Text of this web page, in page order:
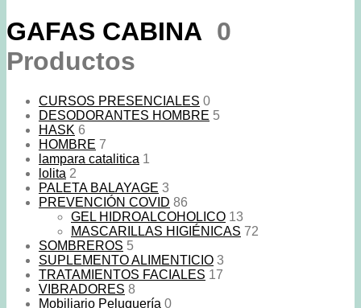
GAFAS CABINA 0
Productos
CURSOS PRESENCIALES 0
DESODORANTES HOMBRE 5
HASK 6
HOMBRE 7
lampara catalitica 1
lolita 2
PALETA BALAYAGE 3
PREVENCIÓN COVID 86
GEL HIDROALCOHOLICO 13
MASCARILLAS HIGIÉNICAS 72
SOMBREROS 5
SUPLEMENTO ALIMENTICIO 3
TRATAMIENTOS FACIALES 17
VIBRADORES 8
Mobiliario Peluquería 0